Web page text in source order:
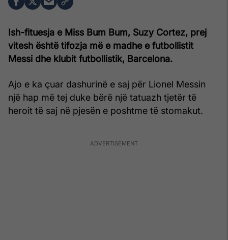
Ish-fituesja e Miss Bum Bum, Suzy Cortez, prej
vitesh është tifozja më e madhe e futbollistit
Messi dhe klubit futbollistik, Barcelona.
Ajo e ka çuar dashurinë e saj për Lionel Messin
një hap më tej duke bërë një tatuazh tjetër të
heroit të saj në pjesën e poshtme të stomakut.